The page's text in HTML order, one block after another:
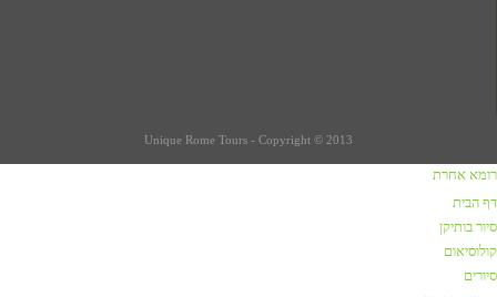
Unique Rome Tours - Copyright © 2013
רומא אחרת
דף הבית
סיור בותיקן
קולוסיאום
סיורים